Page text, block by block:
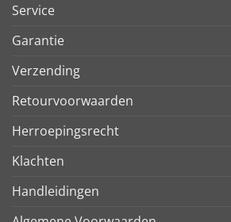
Service
Garantie
Verzending
Retourvoorwaarden
Herroepingsrecht
Klachten
Handleidingen